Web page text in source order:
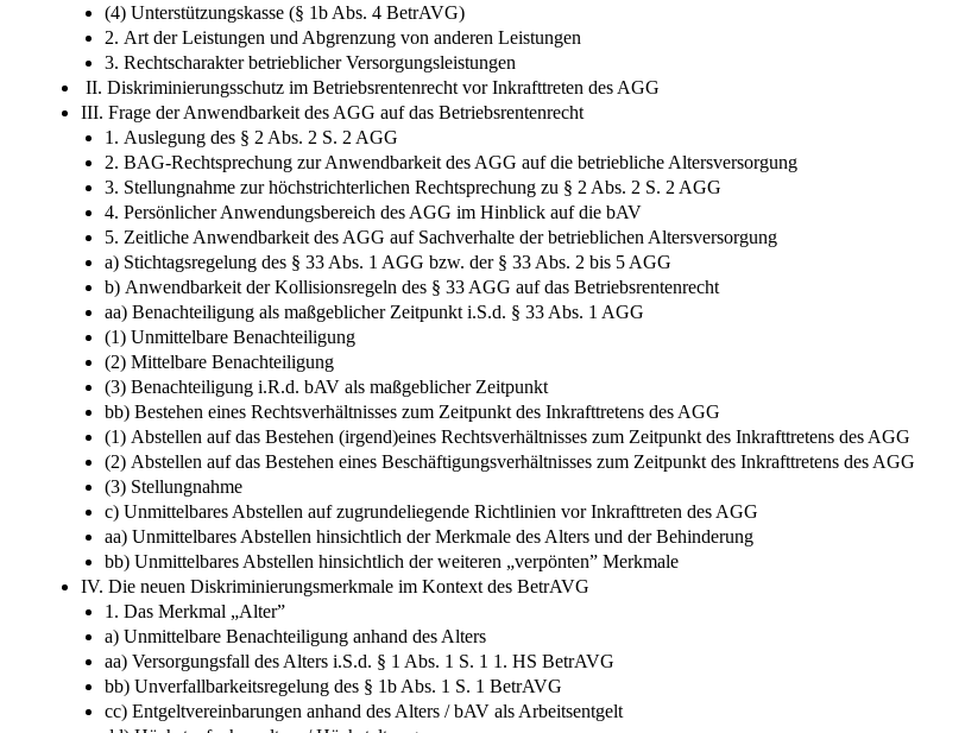
(4) Unterstützungskasse (§ 1b Abs. 4 BetrAVG)
2. Art der Leistungen und Abgrenzung von anderen Leistungen
3. Rechtscharakter betrieblicher Versorgungsleistungen
II. Diskriminierungsschutz im Betriebsrentenrecht vor Inkrafttreten des AGG
III. Frage der Anwendbarkeit des AGG auf das Betriebsrentenrecht
1. Auslegung des § 2 Abs. 2 S. 2 AGG
2. BAG-Rechtsprechung zur Anwendbarkeit des AGG auf die betriebliche Altersversorgung
3. Stellungnahme zur höchstrichterlichen Rechtsprechung zu § 2 Abs. 2 S. 2 AGG
4. Persönlicher Anwendungsbereich des AGG im Hinblick auf die bAV
5. Zeitliche Anwendbarkeit des AGG auf Sachverhalte der betrieblichen Altersversorgung
a) Stichtagsregelung des § 33 Abs. 1 AGG bzw. der § 33 Abs. 2 bis 5 AGG
b) Anwendbarkeit der Kollisionsregeln des § 33 AGG auf das Betriebsrentenrecht
aa) Benachteiligung als maßgeblicher Zeitpunkt i.S.d. § 33 Abs. 1 AGG
(1) Unmittelbare Benachteiligung
(2) Mittelbare Benachteiligung
(3) Benachteiligung i.R.d. bAV als maßgeblicher Zeitpunkt
bb) Bestehen eines Rechtsverhältnisses zum Zeitpunkt des Inkrafttretens des AGG
(1) Abstellen auf das Bestehen (irgend)eines Rechtsverhältnisses zum Zeitpunkt des Inkrafttretens des AGG
(2) Abstellen auf das Bestehen eines Beschäftigungsverhältnisses zum Zeitpunkt des Inkrafttretens des AGG
(3) Stellungnahme
c) Unmittelbares Abstellen auf zugrundeliegende Richtlinien vor Inkrafttreten des AGG
aa) Unmittelbares Abstellen hinsichtlich der Merkmale des Alters und der Behinderung
bb) Unmittelbares Abstellen hinsichtlich der weiteren „verpönten” Merkmale
IV. Die neuen Diskriminierungsmerkmale im Kontext des BetrAVG
1. Das Merkmal „Alter”
a) Unmittelbare Benachteiligung anhand des Alters
aa) Versorgungsfall des Alters i.S.d. § 1 Abs. 1 S. 1 1. HS BetrAVG
bb) Unverfallbarkeitsregelung des § 1b Abs. 1 S. 1 BetrAVG
cc) Entgeltvereinbarungen anhand des Alters / bAV als Arbeitsentgelt